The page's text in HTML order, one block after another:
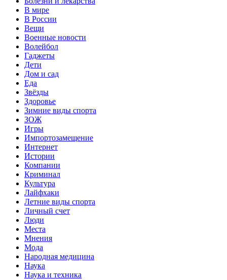
В мире
В России
Вещи
Военные новости
Волейбол
Гаджеты
Дети
Дом и сад
Еда
Звёзды
Здоровье
Зимние виды спорта
ЗОЖ
Игры
Импортозамещение
Интернет
Истории
Компании
Криминал
Культура
Лайфхаки
Летние виды спорта
Личный счет
Люди
Места
Мнения
Мода
Народная медицина
Наука
Наука и техника